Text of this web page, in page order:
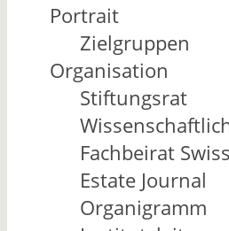
Portrait
Zielgruppen
Organisation
Stiftungsrat
Fachbeirat
Estate Journal
Organigramm